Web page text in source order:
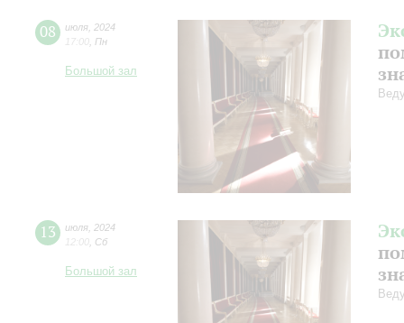
08 июля 2024
17:00 Пн
Большой зал
13 июля 2024
12:00 Сб
Большой зал